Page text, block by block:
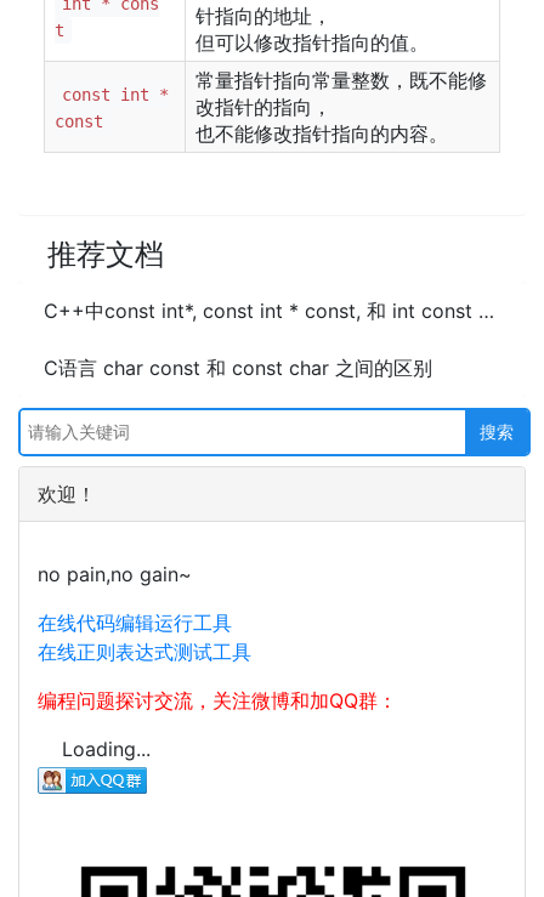
t
针指向的地址，
但可以修改指针指向的值。
const int *
const
常量指针指向常量整数，既不能修
改指针的指向，
也不能修改指针指向的内容。
推荐文档
C++中const int*, const int * const, 和 int const *区别
C语言 char const 和 const char 之间的区别
欢迎！
no pain,no gain~
在线代码编辑运行工具
在线正则表达式测试工具
编程问题探讨交流，关注微博和加QQ群：
Loading...